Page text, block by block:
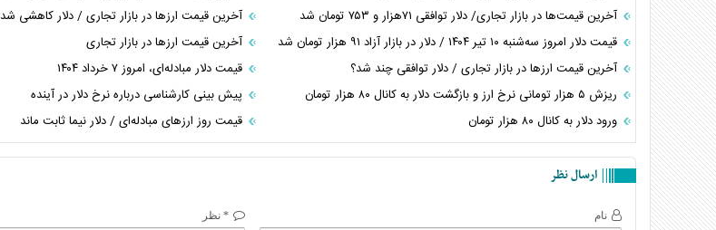
آخرین قیمت‌ها در بازار تجاری/ دلار توافقی ۷۱هزار و ۷۵۳ تومان شد
آخرین قیمت ارز‌ها در بازار تجاری / دلار کاهشی شد
قیمت دلار امروز سه‌شنبه ۱۰ تیر ۱۴۰۴ / دلار در بازار آزاد ۹۱ هزار تومان شد
آخرین قیمت ارز‌ها در بازار تجاری
آخرین قیمت ارز‌ها در بازار تجاری / دلار توافقی چند شد؟
قیمت دلار مبادله‌ای، امروز ۷ خرداد ۱۴۰۴
ریزش ۵ هزار تومانی نرخ ارز و بازگشت دلار به کانال ۸۰ هزار تومان
پیش بینی کارشناسی درباره نرخ دلار در آینده
ورود دلار به کانال ۸۰ هزار تومان
قیمت روز ارز‌های مبادله‌ای / دلار نیما ثابت ماند
ارسال نظر
نام * نظر